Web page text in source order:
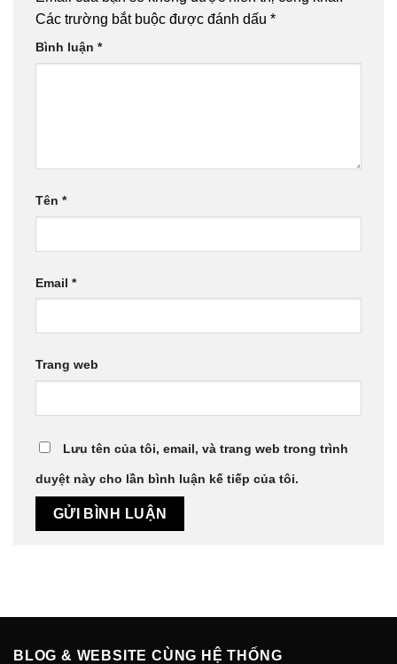
Các trường bắt buộc được đánh dấu *
Bình luận *
Tên *
Email *
Trang web
Lưu tên của tôi, email, và trang web trong trình
duyệt này cho lần bình luận kế tiếp của tôi.
BLOG & WEBSITE CÙNG HỆ THỐNG